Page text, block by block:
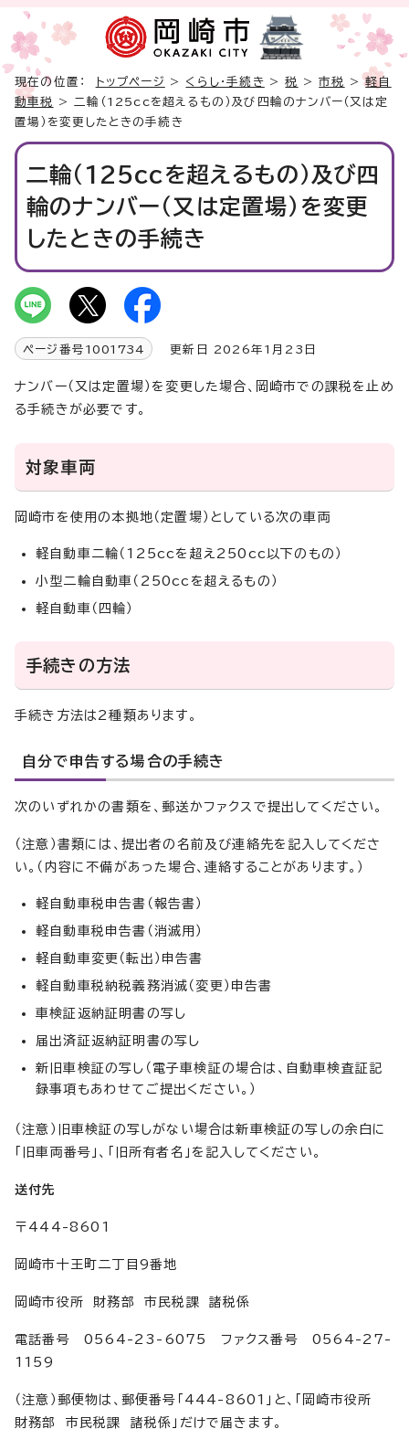
現在の位置： トップページ > くらし・手続き >税 >市税 >軽自
動車税
> 二輪（125ccを超えるもの）及び四輪のナンバー（又は定
置場）を変更したときの手続き
二輪（125ccを超えるもの）及び四
輪のナンバー（又は定置場）を変更
したときの手続き
ページ番号 1001734 更新日 2026年1月23日
ナンバー（又は定置場）を変更した場合、岡崎市での課税を止め
る手続きが必要です。
対象車両
岡崎市を使用の本拠地（定置場）としている次の車両
軽自動車二輪（125ccを超え250cc以下のもの）
小型二輪自動車（250ccを超えるもの）
軽自動車（四輪）
手続きの方法
手続き方法は2種類あります。
自分で申告する場合の手続き
次のいずれかの書類を、郵送かファクスで提出してください。
（注意）書類には、提出者の名前及び連絡先を記入してくださ
い。（内容に不備があった場合、連絡することがあります。）
軽自動車税申告書（報告書）
軽自動車税申告書（消滅用）
軽自動車変更（転出）申告書
軽自動車税納税義務消滅（変更）申告書
車検証返納証明書の写し
届出済証返納証明書の写し
新旧車検証の写し（電子車検証の場合は、自動車検査証記
録事項もあわせてご提出ください。）
（注意）旧車検証の写しがない場合は新車検証の写しの余白に
「旧車両番号」、「旧所有者名」を記入してください。
送付先
〒444-8601
岡崎市十王町二丁目9番地
岡崎市役所 財務部 市民税課 諸税係
電話番号 0564-23-6075 ファクス番号 0564-27-
1159
（注意）郵便物は、郵便番号「444-8601」と、「岡崎市役所
財務部 市民税課 諸税係」だけで届きます。